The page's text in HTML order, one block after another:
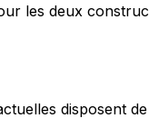
les deux
disposent